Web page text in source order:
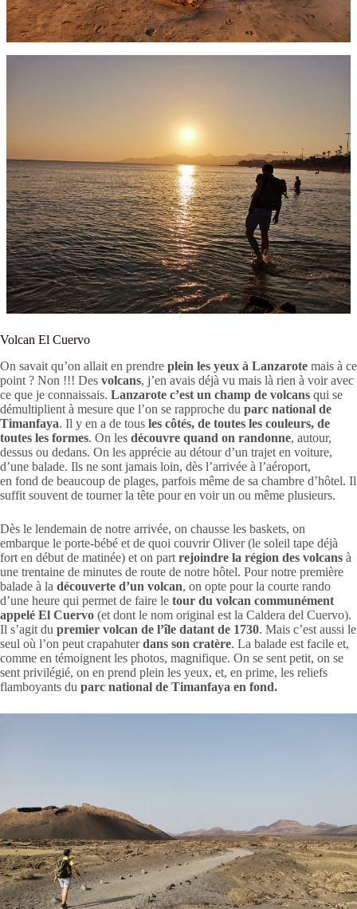
Volcan El Cuervo
On savait qu’on allait en prendre plein les yeux à Lanzarote mais à ce
point ? Non !!! Des volcans, j’en avais déjà vu mais là rien à voir avec
ce que je connaissais. Lanzarote c’est un champ de volcans qui se
démultiplient à mesure que l’on se rapproche du parc national de
Timanfaya. Il y en a de tous les côtés, de toutes les couleurs, de
toutes les formes. On les découvre quand on randonne, autour,
dessus ou dedans. On les apprécie au détour d’un trajet en voiture,
d’une balade. Ils ne sont jamais loin, dès l’arrivée à l’aéroport,
en fond de beaucoup de plages, parfois même de sa chambre d’hôtel. Il
suffit souvent de tourner la tête pour en voir un ou même plusieurs.
Dès le lendemain de notre arrivée, on chausse les baskets, on
embarque le porte-bébé et de quoi couvrir Oliver (le soleil tape déjà
fort en début de matinée) et on part rejoindre la région des volcans à
une trentaine de minutes de route de notre hôtel. Pour notre première
balade à la découverte d’un volcan, on opte pour la courte rando
d’une heure qui permet de faire le tour du volcan communément
appelé El Cuervo (et dont le nom original est la Caldera del Cuervo).
Il s’agit du premier volcan de l’île datant de 1730. Mais c’est aussi le
seul où l’on peut crapahuterdans son cratère. La balade est facile et,
comme en témoignent les photos, magnifique. On se sent petit, on se
sent privilégié, on en prend plein les yeux, et, en prime, les reliefs
flamboyants du parc national de Timanfaya en fond.